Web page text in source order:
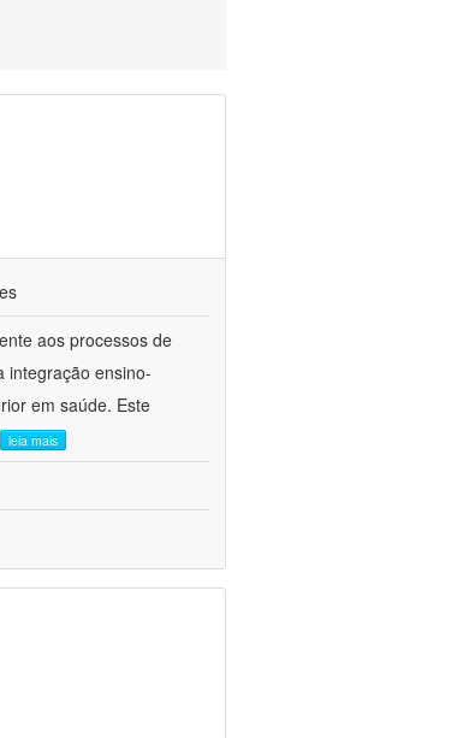
aos processos de
integração ensino-
em saúde. Este
leia mais